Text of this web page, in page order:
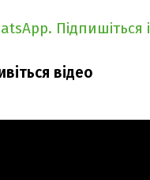
Підпишіться і
відео